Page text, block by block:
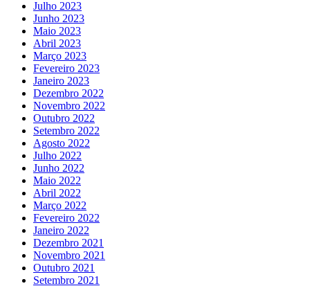
Julho 2023
Junho 2023
Maio 2023
Abril 2023
Março 2023
Fevereiro 2023
Janeiro 2023
Dezembro 2022
Novembro 2022
Outubro 2022
Setembro 2022
Agosto 2022
Julho 2022
Junho 2022
Maio 2022
Abril 2022
Março 2022
Fevereiro 2022
Janeiro 2022
Dezembro 2021
Novembro 2021
Outubro 2021
Setembro 2021